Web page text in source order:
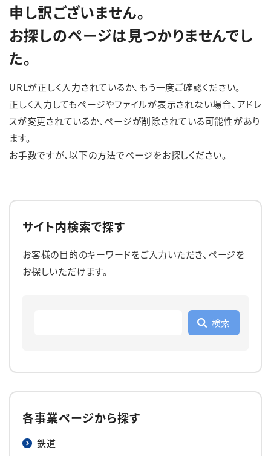
申し訳ございません。
お探しのページは見つかりませんでし
た。
URLが正しく入力されているか、もう一度ご確認ください。
正しく入力してもページやファイルが表示されない場合、アドレ
スが変更されているか、ページが削除されている可能性があり
ます。
お手数ですが、以下の方法でページをお探しください。
サイト内検索で探す
お客様の目的のキーワードをご入力いただき、ページを
お探しいただけます。
各事業ページから探す
鉄道